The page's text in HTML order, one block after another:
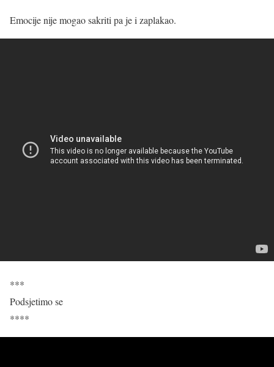
Emocije nije mogao sakriti pa je i zaplakao.
***
Podsjetimo se
****